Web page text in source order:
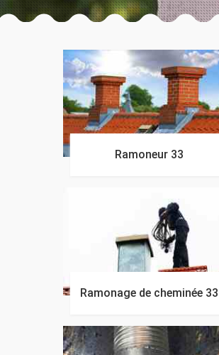
Ramoneur 33
Ramonage de cheminée 33